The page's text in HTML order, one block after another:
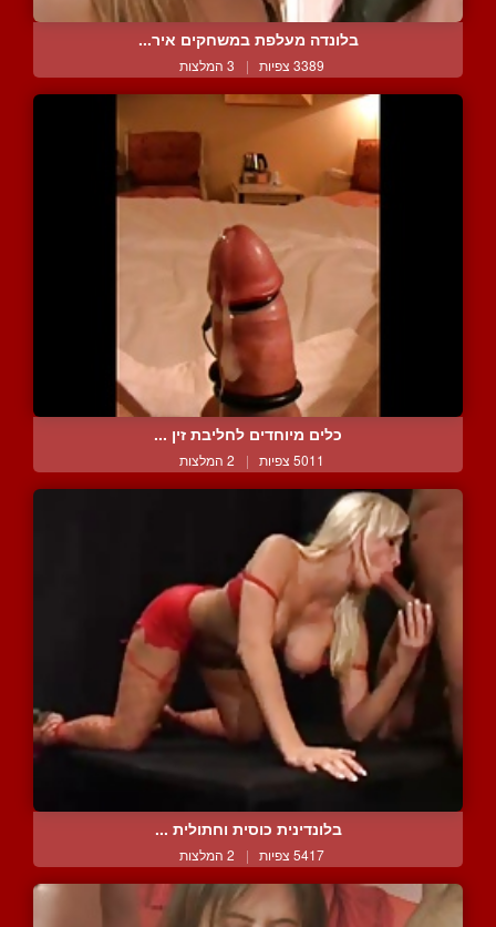
בלונדה מעלפת במשחקים איר...
3389 צפיות | 3 המלצות
כלים מיוחדים לחליבת זין ...
5011 צפיות | 2 המלצות
בלונדינית כוסית וחתולית ...
5417 צפיות | 2 המלצות